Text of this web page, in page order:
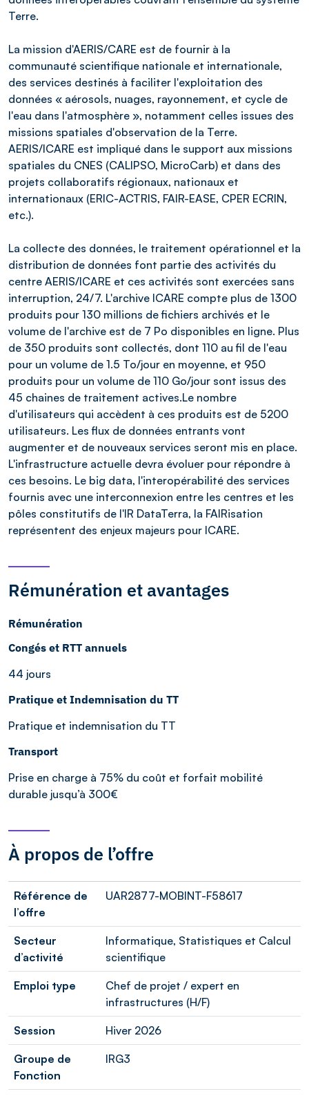
Terre.
La mission d'AERIS/CARE est de fournir à la
communauté scientifique nationale et internationale,
des services destinés à faciliter l'exploitation des
données « aérosols, nuages, rayonnement, et cycle de
l'eau dans l'atmosphère », notamment celles issues des
missions spatiales d'observation de la Terre.
AERIS/ICARE est impliqué dans le support aux missions
spatiales du CNES (CALIPSO, MicroCarb) et dans des
projets collaboratifs régionaux, nationaux et
internationaux (ERIC-ACTRIS, FAIR-EASE, CPER ECRIN,
etc.).
La collecte des données, le traitement opérationnel et la
distribution de données font partie des activités du
centre AERIS/ICARE et ces activités sont exercées sans
interruption, 24/7. L'archive ICARE compte plus de 1300
produits pour 130 millions de fichiers archivés et le
volume de l'archive est de 7 Po disponibles en ligne. Plus
de 350 produits sont collectés, dont 110 au fil de l'eau
pour un volume de 1.5 To/jour en moyenne, et 950
produits pour un volume de 110 Go/jour sont issus des
45 chaines de traitement actives.Le nombre
d'utilisateurs qui accèdent à ces produits est de 5200
utilisateurs. Les flux de données entrants vont
augmenter et de nouveaux services seront mis en place.
L'infrastructure actuelle devra évoluer pour répondre à
ces besoins. Le big data, l'interopérabilité des services
fournis avec une interconnexion entre les centres et les
pôles constitutifs de l'IR DataTerra, la FAIRisation
représentent des enjeux majeurs pour ICARE.
Rémunération et avantages
Rémunération
Congés et RTT annuels
44 jours
Pratique et Indemnisation du TT
Pratique et indemnisation du TT
Transport
Prise en charge à 75% du coût et forfait mobilité
durable jusqu’à 300€
À propos de l’offre
Référence de
l’offre
UAR2877-MOBINT-F58617
Secteur
d’activité
Informatique, Statistiques et Calcul
scientifique
Emploi type
Chef de projet / expert en
infrastructures (H/F)
Session Hiver 2026
Groupe de
Fonction
IRG3